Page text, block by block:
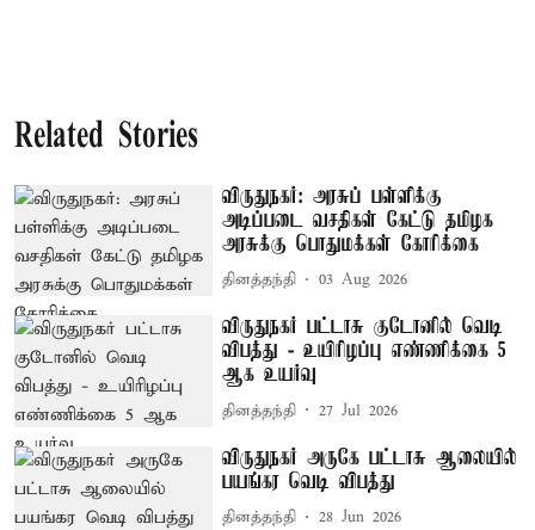
Related Stories
விருதுநகர்: அரசுப் பள்ளிக்கு
அடிப்படை வசதிகள் கேட்டு தமிழக
அரசுக்கு பொதுமக்கள் கோரிக்கை
தினத்தந்தி 03 Aug 2026
விருதுநகர் பட்டாசு குடோனில் வெடி
விபத்து - உயிரிழப்பு எண்ணிக்கை 5
ஆக உயர்வு
தினத்தந்தி 27 Jul 2026
விருதுநகர் அருகே பட்டாசு ஆலையில்
பயங்கர வெடி விபத்து
தினத்தந்தி 28 Jun 2026